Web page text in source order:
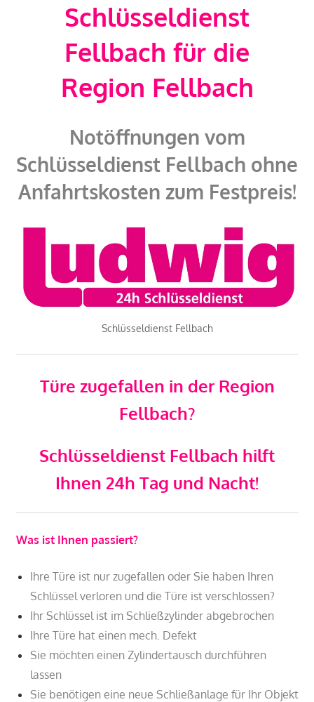
Schlüsseldienst
Fellbach für die
Region Fellbach
Notöffnungen vom
Schlüsseldienst Fellbach ohne
Anfahrtskosten zum Festpreis!
Schlüsseldienst Fellbach
Türe zugefallen in der Region
Fellbach?
Schlüsseldienst Fellbach hilft
Ihnen 24h Tag und Nacht!
Was ist Ihnen passiert?
Ihre Türe ist nur zugefallen oder Sie haben Ihren
Schlüssel verloren und die Türe ist verschlossen?
Ihr Schlüssel ist im Schließzylinder abgebrochen
Ihre Türe hat einen mech. Defekt
Sie möchten einen Zylindertausch durchführen
lassen
Sie benötigen eine neue Schließanlage für Ihr Objekt